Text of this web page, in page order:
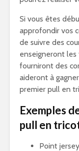
Si vous êtes
approfondir vos
de suivre des
enseigneront les
fourniront des
aideront à
premier pull en
Exemples
pull en
Point